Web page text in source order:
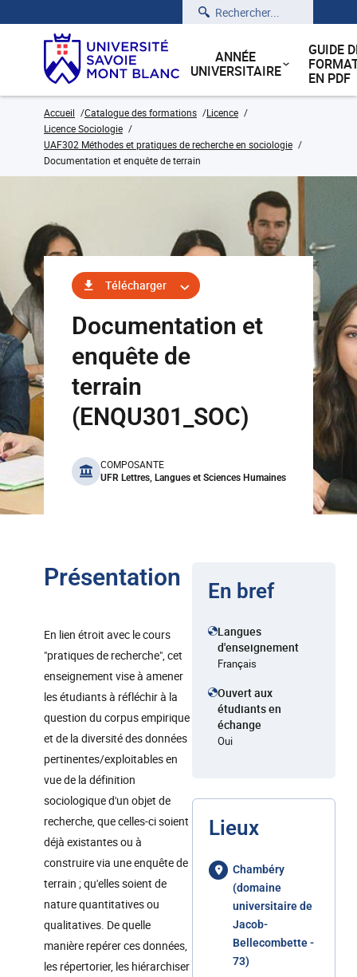
Rechercher
ANNÉE
UNIVERSITAIRE
GUIDE
EN PDF
Accueil Catalogue des formations
Licence
Licence Sociologie
UAF302 Méthodes et pratiques de recherche en sociologie
Documentation et enquête de terrain
Télécharger
Documentation et
enquête de
terrain
(ENQU301_SOC)
benefits
COMPOSANTE
UFR Lettres, Langues et Sciences Humaines
Présentation
En lien étroit avec le cours
"pratiques de recherche", cet
enseignement vise à amener
les étudiants à réfléchir à la
question du corpus empirique
et de la diversité des données
pertinentes/exploitables en
vue de la définition
sociologique d'un objet de
recherche, que celles-ci soient
déjà existantes ou à
construire via une enquête de
terrain ; qu'elles soient de
nature quantitatives ou
qualitatives. De quelle
manière repérer ces données,
les répertorier, les hiérarchiser
En bref
Langues
d'enseignement
Français
Ouvert aux
étudiants en
échange
Oui
Lieux
Chambéry
(domaine
universitaire de
Jacob-
Bellecombette -
73)